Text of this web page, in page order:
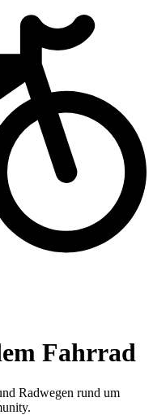
Fahrrad
Radwegen rund um